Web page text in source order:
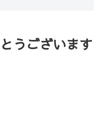
うございます